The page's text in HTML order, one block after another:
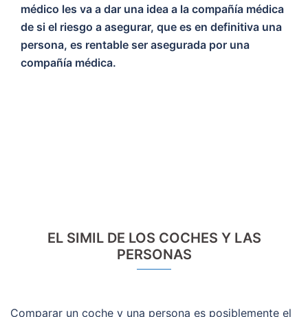
médico les va a dar una idea a la compañía médica
de si el riesgo a asegurar, que es en definitiva una
persona, es rentable ser asegurada por una
compañía médica.
EL SIMIL DE LOS COCHES Y LAS
PERSONAS
Comparar un coche y una persona es posiblemente el